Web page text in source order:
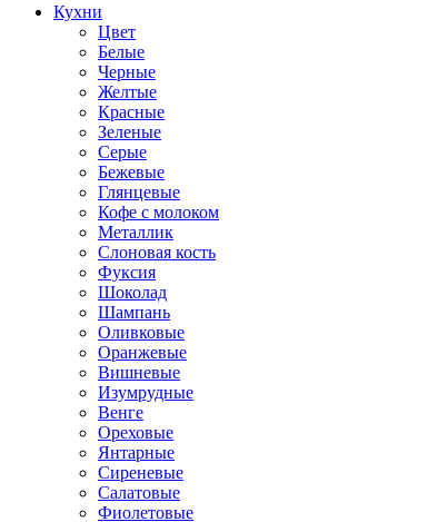
Кухни
Цвет
Белые
Черные
Желтые
Красные
Зеленые
Серые
Бежевые
Глянцевые
Кофе с молоком
Металлик
Слоновая кость
Фуксия
Шоколад
Шампань
Оливковые
Оранжевые
Вишневые
Изумрудные
Венге
Ореховые
Янтарные
Сиреневые
Салатовые
Фиолетовые